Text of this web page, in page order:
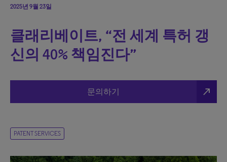
2025년 9월 23일
클래리베이트, “전 세계 특허 갱
신의 40% 책임진다”
문의하기 north_east
PATENT SERVICES